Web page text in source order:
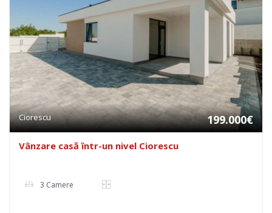
Ciorescu 199.000€
Vânzare casă într-un nivel Ciorescu
3 Camere